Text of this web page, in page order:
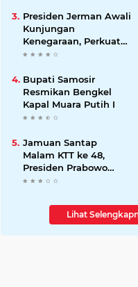
Presiden Jerman Awali
Kunjungan
Kenegaraan, Perkuat
Kemitraan Strategis
Bupati Samosir
Resmikan Bengkel
Kapal Muara Putih I
Jamuan Santap
Malam KTT ke 48,
Presiden Prabowo
Disambut Langsung
Lihat